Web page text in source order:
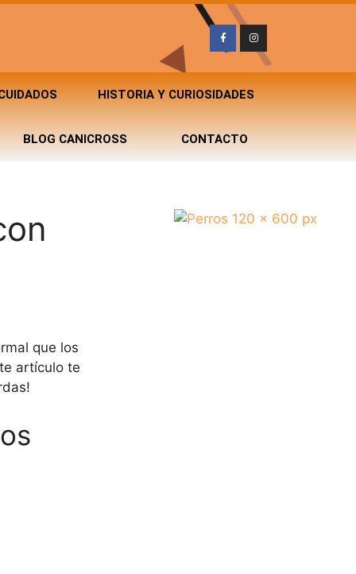
HISTORIA Y CURIOSIDADES
BLOG CANICROSS CONTACTO
que los
artículo te